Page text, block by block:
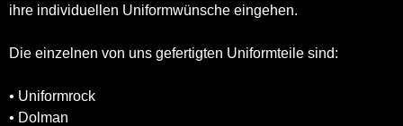
ihre individuellen Uniformwünsche eingehen.
Die einzelnen von uns gefertigten Uniformteile sind:
• Uniformrock
• Dolman